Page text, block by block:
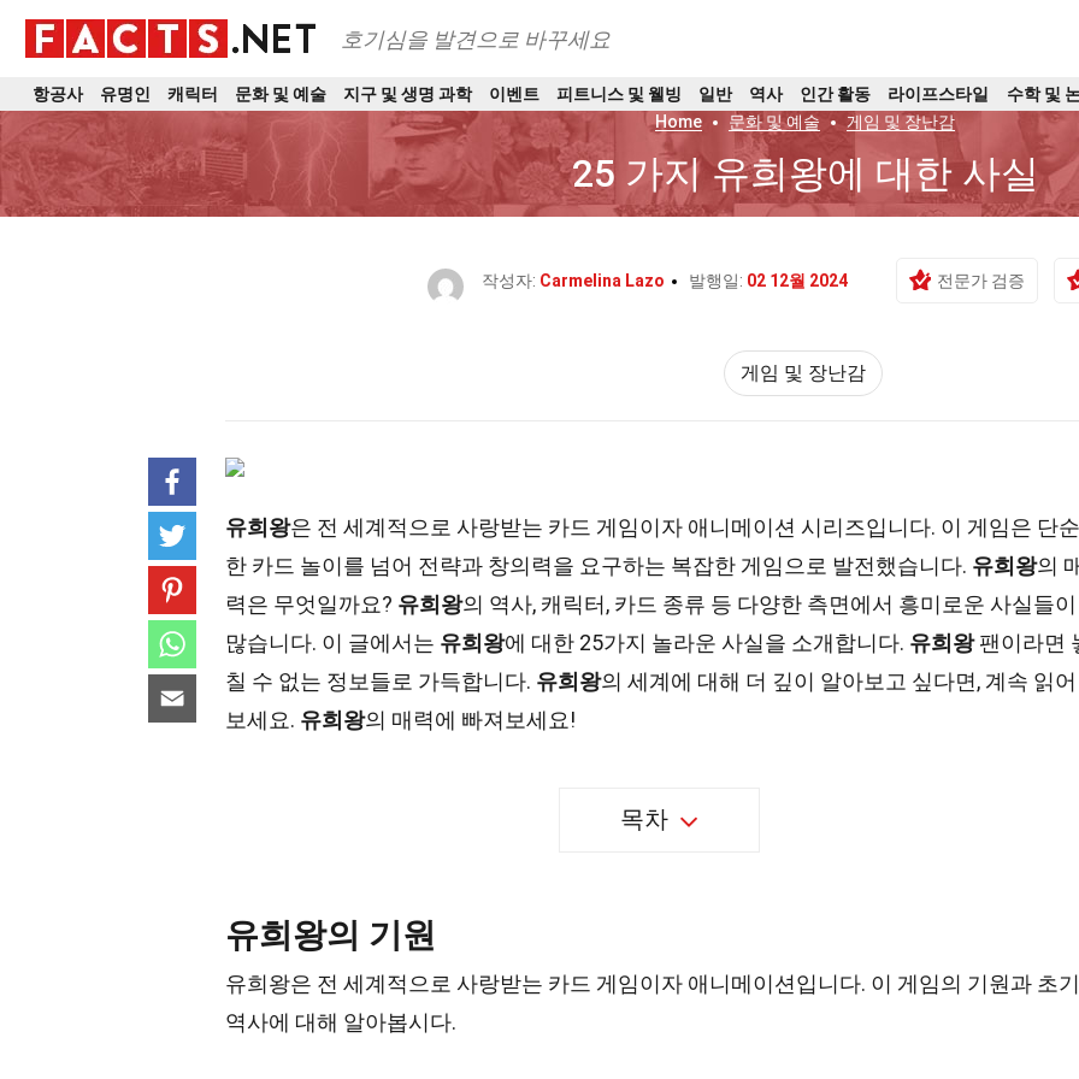
호기심을 발견으로 바꾸세요
항공사 유명인 캐릭터 문화 및 예술 지구 및 생명 과학 이벤트 피트니스 및 웰빙 일반 역사 인간 활동 라이프스타일 수학 및
Home
문화 및 예술 게임 및 장난감
25 가지 유희왕에 대한 사실
작성자: Carmelina Lazo 발행일: 02 12월 2024 전문가 검증
게임 및 장난감
유희왕은 전 세계적으로 사랑받는 카드 게임이자 애니메이션 시리즈입니다. 이 게임은 단순
한 카드 놀이를 넘어 전략과 창의력을 요구하는 복잡한 게임으로 발전했습니다. 유희왕의
력은 무엇일까요? 유희왕의 역사, 캐릭터, 카드 종류 등 다양한 측면에서 흥미로운 사실들이
많습니다. 이 글에서는 유희왕에 대한 25가지 놀라운 사실을 소개합니다. 유희왕팬이라면
칠 수 없는 정보들로 가득합니다. 유희왕의 세계에 대해 더 깊이 알아보고 싶다면, 계속 읽어
보세요. 유희왕의 매력에 빠져보세요!
목차
유희왕의 기원
유희왕은 전 세계적으로 사랑받는 카드 게임이자 애니메이션입니다. 이 게임의 기원과 초기
역사에 대해 알아봅시다.